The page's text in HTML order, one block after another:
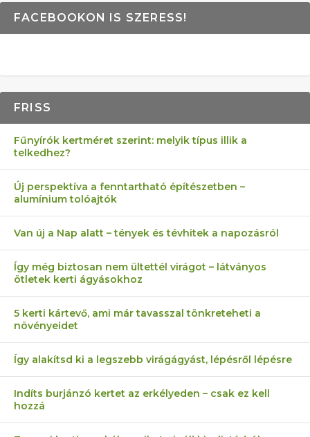
FACEBOOKON IS SZERESS!
FRISS
Fűnyírók kertméret szerint: melyik típus illik a
telkedhez?
Új perspektíva a fenntartható építészetben –
alumínium tolóajtók
Van új a Nap alatt – tények és tévhitek a napozásról
Így még biztosan nem ültettél virágot – látványos
ötletek kerti ágyásokhoz
5 kerti kártevő, ami már tavasszal tönkreteheti a
növényeidet
Így alakítsd ki a legszebb virágágyást, lépésről lépésre
Indíts burjánzó kertet az erkélyeden – csak ez kell
hozzá